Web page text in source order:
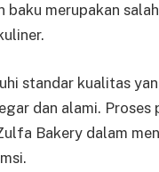
baku merupakan
standar kualitas
dan alami.
Bakery dalam